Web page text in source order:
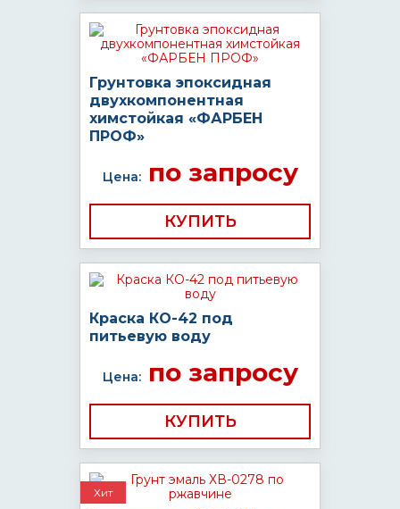
Грунтовка эпоксидная
двухкомпонентная
химстойкая «ФАРБЕН
ПРОФ»
Цена:по запросу
КУПИТЬ
Краска КО-42 под
питьевую воду
Цена:по запросу
КУПИТЬ
Хит